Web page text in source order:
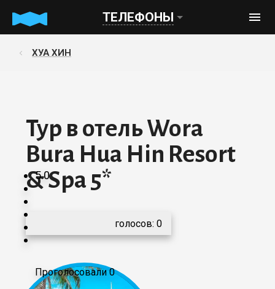
ТЕЛЕФОНЫ
ХУА ХИН
Тур в отель Wora
Bura Hua Hin Resort
& Spa 5*
5.0
Проголосовали 0
голосов: 0